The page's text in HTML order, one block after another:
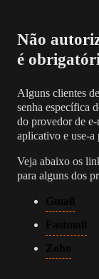
Não
é
Alguns clientes
senha específica
do provedor de
aplicativo e use-a
Veja abaixo os
para alguns dos